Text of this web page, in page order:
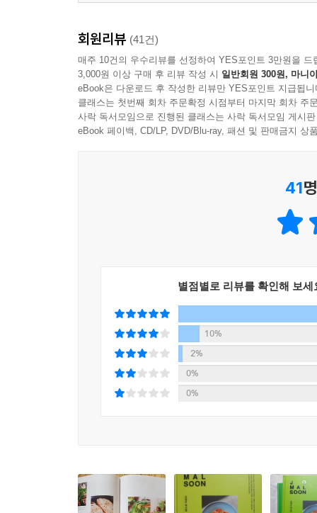
회원리뷰 (41건)
매주 10건의 우수리뷰를 선정하여 YES포인트 3만원을 드
3,000원 이상 구매 후 리뷰 작성 시 일반회원 300원, 마니
eBook은 다운로드 후 작성한 리뷰만 YES포인트 지급됩니
클래스는 첫번째 회차 주문확정 시점부터 마지막 회차 주
사락 독서모임으로 진행된 클래스는 사락 독서모임 게시
eBook 페이백, CD/LP, DVD/Blu-ray, 패션 및 판매금지 상
41
별점별로 리뷰를 확인해 보세
10%
2%
0%
0%